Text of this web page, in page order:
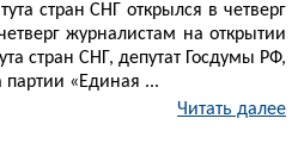
стран СНГ открылся в четверг
журналистам на открытии
стран СНГ, депутат Госдумы РФ,
партии «Единая ...
Читать далее